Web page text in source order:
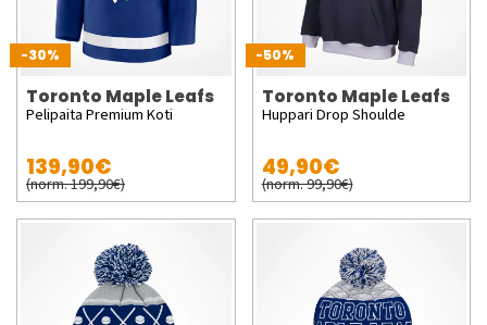
-30%
Toronto Maple Leafs
Pelipaita Premium Koti
139,90€
(norm. 199,90€)
-50%
Toronto Maple Leafs
Huppari Drop Shoulde
49,90€
(norm. 99,90€)